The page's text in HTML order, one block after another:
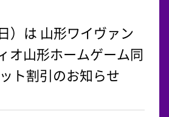
）は 山形ワイヴァン
オ山形ホームゲーム同
ト割引のお知らせ